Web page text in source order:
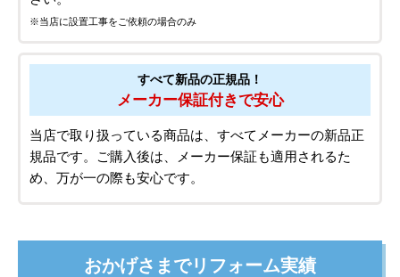
※当店に設置工事をご依頼の場合のみ
すべて新品の正規品！
メーカー保証付きで安心
当店で取り扱っている商品は、すべてメーカーの新品正
規品です。ご購入後は、メーカー保証も適用されるた
め、万が一の際も安心です。
おかげさまでリフォーム実績